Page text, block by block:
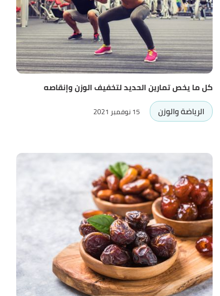
كل ما يخص تمارين الحديد لتخفيف الوزن وإنقاصه
الرياضة والوزن
15 نوفمبر 2021